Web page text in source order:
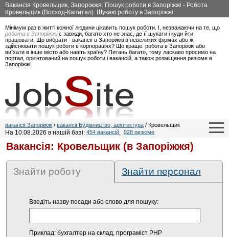
Вакансія Кровельщик, Запоріжжя. Пошук роботи в Запоріжжі - Робота
Кровельщик (Восход-Капитал). Шукаю роботу в Запоріжжі.
Мінімум раз в житті кожної людини цікавить пошук роботи. І, незважаючи на те, що
робота в Запоріжжіє завжди, багато хто не знає, де її шукати і куди йти
працювати. Що вибрати - вакансії в Запоріжжі в невеликих фірмах або ж
здійснювати пошук роботи в корпораціях? Що краще: робота в Запоріжжі або
виїхати в інше місто або навіть країну? Питань багато, тому ласкаво просимо на
портал, орієнтований на пошук роботи і вакансій, а також розміщення резюме в
Запоріжжі!
вакансії Запоріжжі / вакансії Будівництво, архітектура / Кровельщик
На 10.08.2026 в нашій базі: 454 вакансій, 928 резюме
Вакансія: Кровельщик (в Запоріжжя)
Знайти роботу Знайти персонал
Введіть назву посади або слово для пошуку:
Приклад: бухгалтер на склад, програміст PHP